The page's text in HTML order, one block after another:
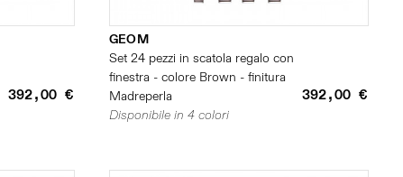
392,00 €
GEOM
Set 24 pezzi in scatola regalo con
finestra - colore Brown - finitura
Madreperla
392,00 €
Disponibile in 4 colori